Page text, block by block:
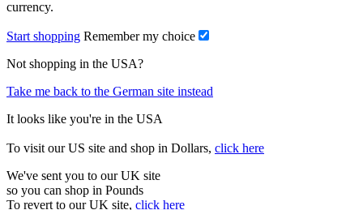
currency.
Start shopping Remember my choice
Not shopping in the USA?
Take me back to the German site instead
It looks like you're in the USA
To visit our US site and shop in Dollars, click here
We've sent you to our UK site
so you can shop in Pounds
To revert to our UK site, click here